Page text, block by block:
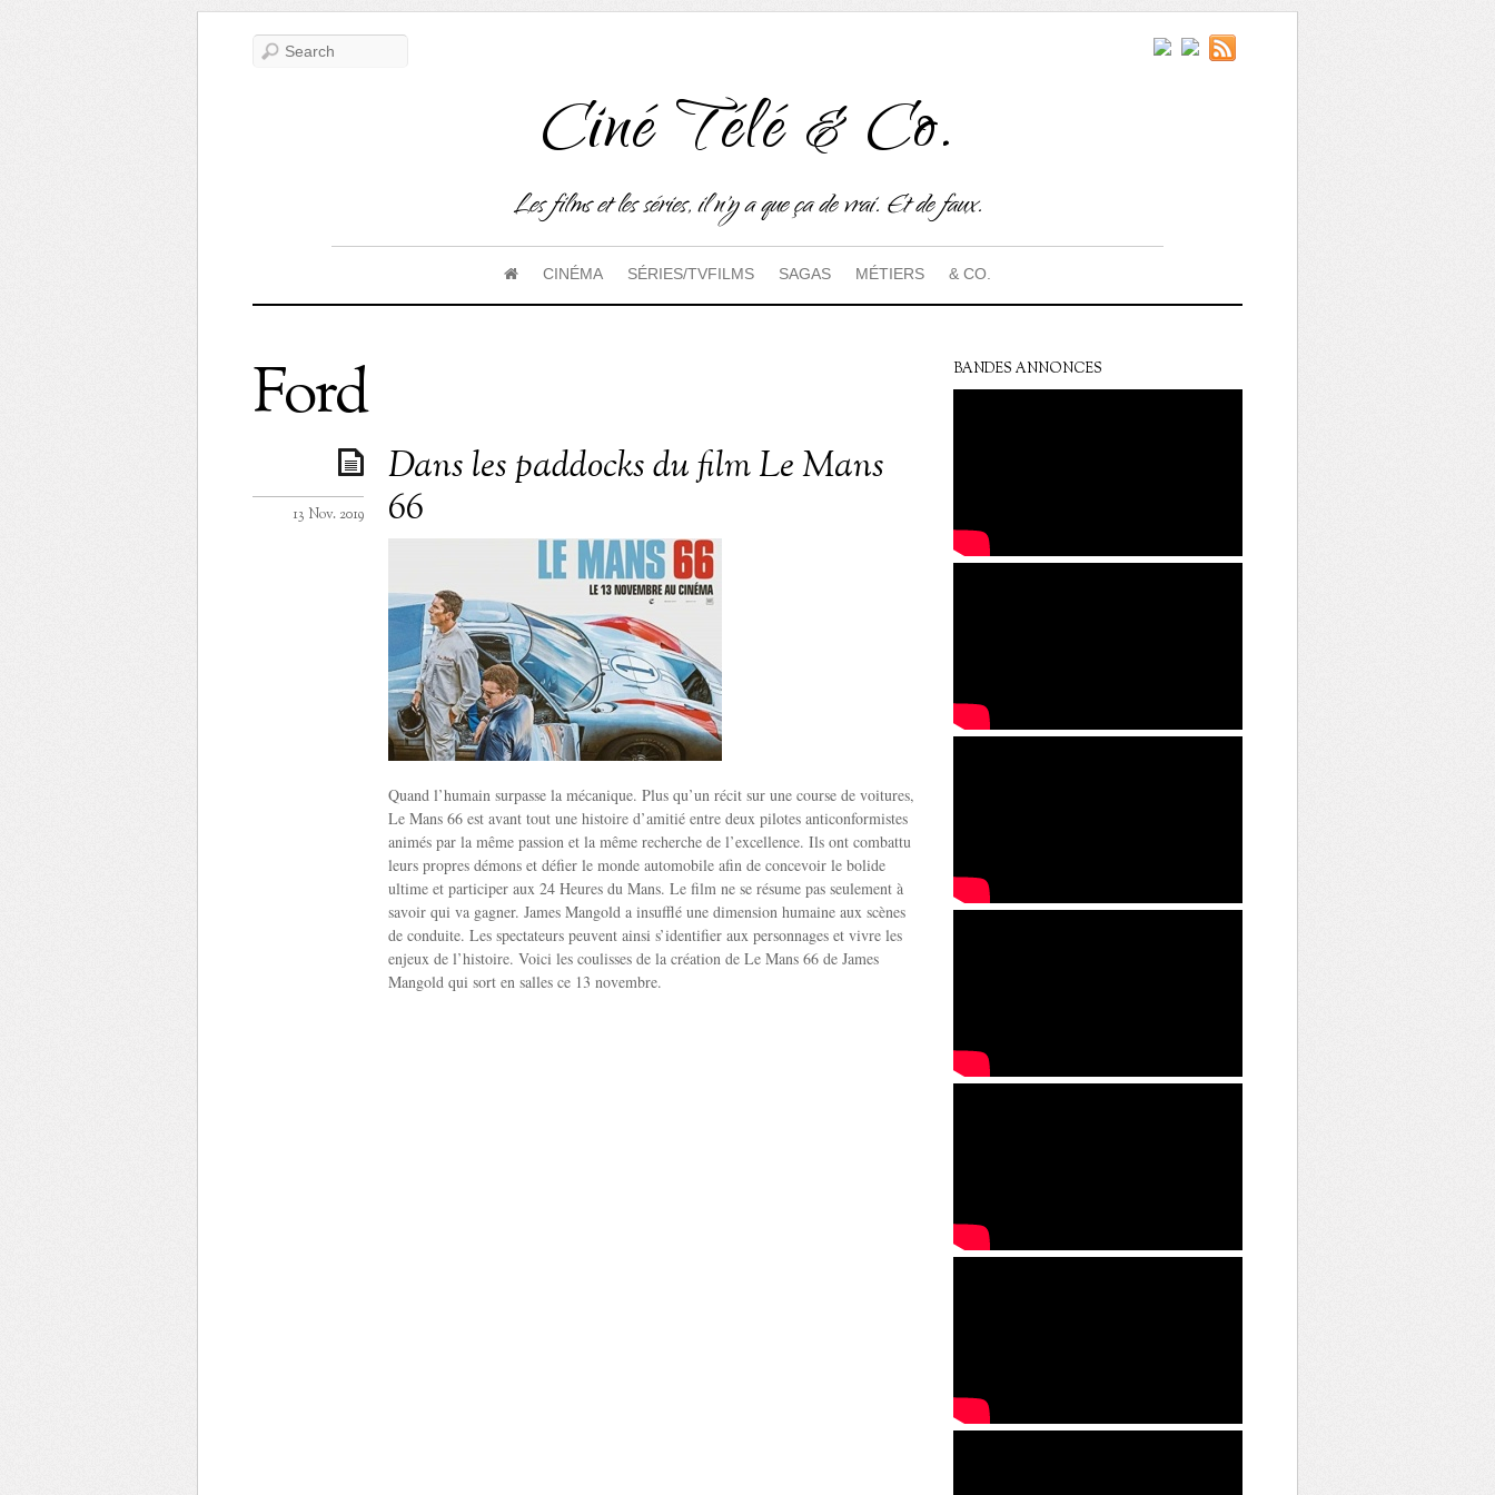
Ciné Télé & Co.
Les films et les séries, il n'y a que ça de vrai. Et de faux.
CINÉMA SÉRIES/TVFILMS SAGAS MÉTIERS & CO.
Ford
Dans les paddocks du film Le Mans
66
13 Nov. 2019
Quand l’humain surpasse la mécanique. Plus qu’un récit sur une course de voitures,
Le Mans 66 est avant tout une histoire d’amitié entre deux pilotes anticonformistes
animés par la même passion et la même recherche de l’excellence. Ils ont combattu
leurs propres démons et défier le monde automobile afin de concevoir le bolide
ultime et participer aux 24 Heures du Mans. Le film ne se résume pas seulement à
savoir qui va gagner. James Mangold a insufflé une dimension humaine aux scènes
de conduite. Les spectateurs peuvent ainsi s’identifier aux personnages et vivre les
enjeux de l’histoire. Voici les coulisses de la création de Le Mans 66 de James
Mangold qui sort en salles ce 13 novembre.
BANDES ANNONCES